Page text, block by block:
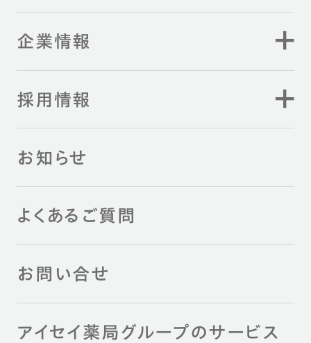
企業情報
採用情報
お知らせ
よくあるご質問
お問い合せ
アイセイ薬局グループのサービス